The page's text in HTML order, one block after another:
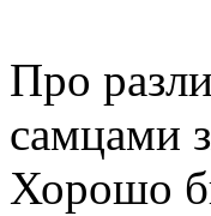
Про
самцами
Хорошо